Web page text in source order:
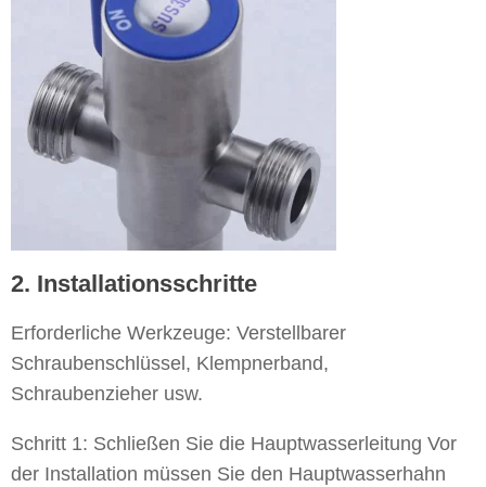
2. Installationsschritte
Erforderliche Werkzeuge: Verstellbarer
Schraubenschlüssel, Klempnerband,
Schraubenzieher usw.
Schritt 1: Schließen Sie die Hauptwasserleitung Vor
der Installation müssen Sie den Hauptwasserhahn